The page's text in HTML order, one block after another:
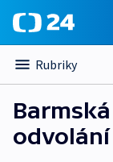
Rubriky